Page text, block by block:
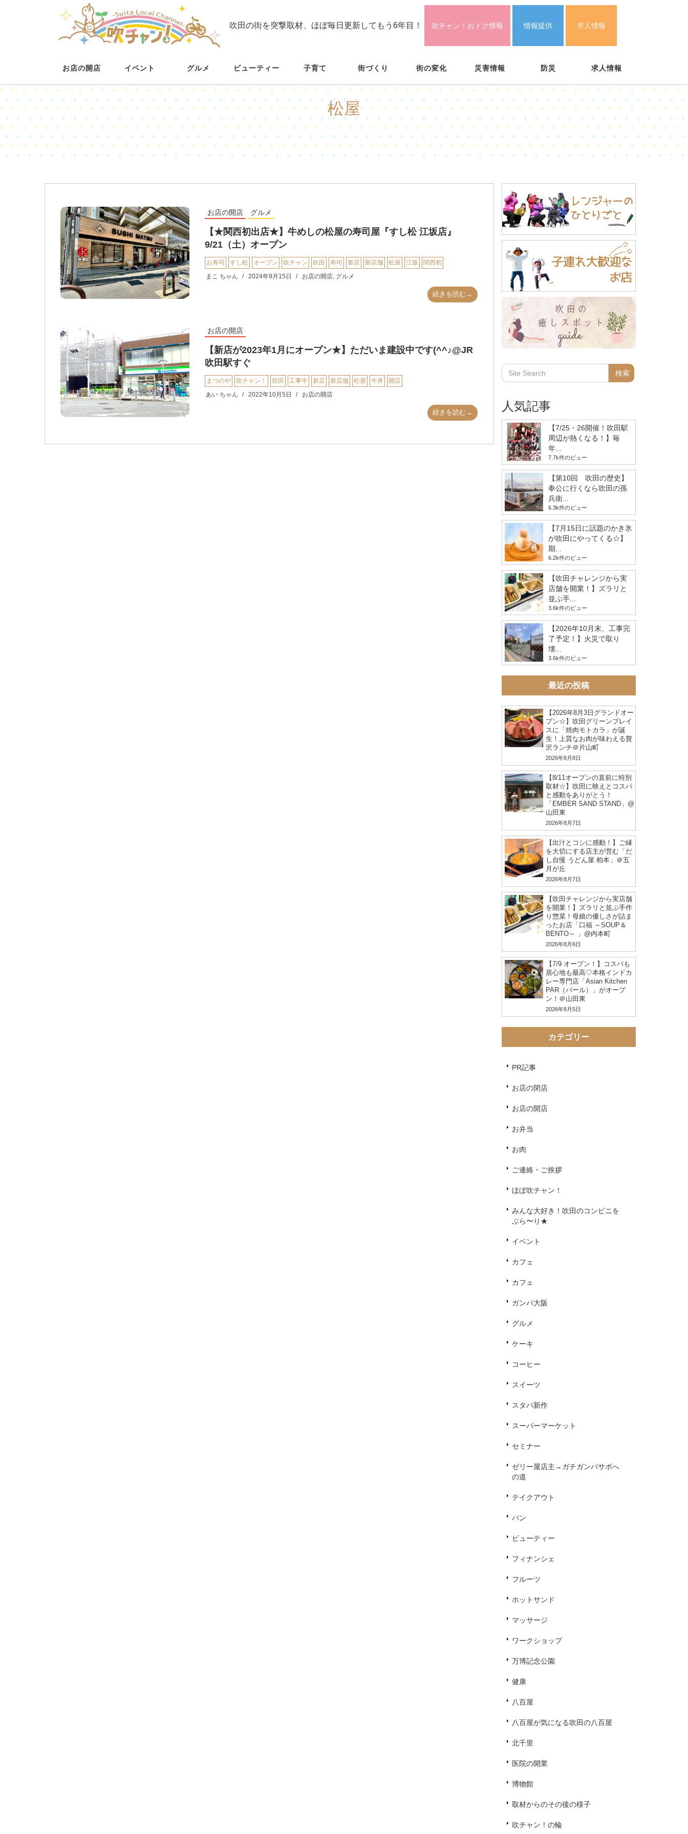
吹田の街を突撃取材、ほぼ毎日更新してもう6年目！ 吹チャン！おトク情報 情報提供 求人情報
お店の開店 イベント グルメ ビューティー 子育て 街づくり 街の変化 災害情報 防災 求人情報
松屋
お店の開店 グルメ
【★関西初出店★】牛めしの松屋の寿司屋『すし松 江坂店』
9/21（土）オープン
お寿司 すし松 オープン 吹チャン 吹田 寿司 新店 新店舗 松屋 江坂
関西初
まこ ちゃん
2024年9月15日 お店の開店, グルメ
続きを読む→
お店の開店
【新店が2023年1月にオープン★】ただいま建設中です(^^♪@JR
吹田駅すぐ
まつのや 吹チャン！ 吹田 工事中 新店 新店舗 松屋 牛丼
開店
あい ちゃん
2022年10月5日 お店の開店
続きを読む→ 人気記事
【7/25・26開催！吹田駅
周辺が熱くなる！】毎
年...
7.7k件のビュー
【第10回 吹田の歴史】
奉公に行くなら吹田の孫
兵衛...
6.3k件のビュー
【7月15日に話題のかき氷
が吹田にやってくる☆】
期...
6.2k件のビュー
【吹田チャレンジから実
店舗を開業！】ズラリと
並ぶ手...
3.6k件のビュー
【2026年10月末、工事完
了予定！】火災で取り
壊...
3.6k件のビュー
最近の投稿
【2026年8月3日グランドオー
プン☆】吹田グリーンプレイ
スに「焼肉モトカラ」が誕
生！上質なお肉が味わえる贅
沢ランチ＠片山町
2026年8月8日
【8/11オープンの直前に特別
取材☆】吹田に映えとコスパ
と感動をありがとう！
「EMBER SAND STAND」@
山田東
2026年8月7日
【出汁とコシに感動！】ご縁
を大切にする店主が営む「だ
し自慢 うどん屋 柏本」＠五
月が丘
2026年8月7日
【吹田チャレンジから実店舗
を開業！】ズラリと並ぶ手作
り惣菜！母娘の優しさが詰ま
ったお店「口福 ～SOUP＆
BENTO～ 」@内本町
2026年8月6日
【7/9 オープン！】コスパも
居心地も最高♡本格インドカ
レー専門店「Asian Kitchen
PAR（パール）」がオープ
ン！＠山田東
2026年8月5日
カテゴリー
PR記事
お店の閉店
お店の開店
お弁当
お肉
ご連絡・ご挨拶
ほぼ吹チャン！
みんな大好き！吹田のコンビニを
ぶら〜り★
イベント
カフェ
カフェ
ガンバ大阪
グルメ
ケーキ
コーヒー
スイーツ
スタバ新作
スーパーマーケット
セミナー
ゼリー屋店主→ガチガンバサポへ
の道
テイクアウト
パン
ビューティー
フィナンシェ
フルーツ
ホットサンド
マッサージ
ワークショップ
万博記念公園
健康
八百屋
八百屋が気になる吹田の八百屋
北千里
医院の開業
博物館
取材からのその後の様子
吹チャン！の輪